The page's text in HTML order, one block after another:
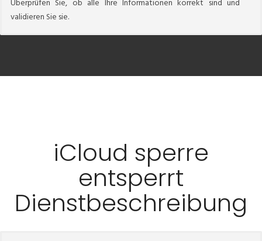
Überprüfen Sie, ob alle Ihre Informationen korrekt sind und
validieren Sie sie.
iCloud sperre
entsperrt
Dienstbeschreibung